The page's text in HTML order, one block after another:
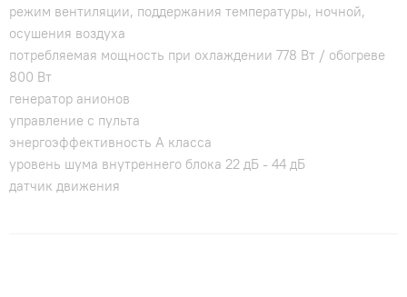
режим вентиляции, поддержания температуры, ночной,
осушения воздуха
потребляемая мощность при охлаждении 778 Вт / обогреве
800 Вт
генератор анионов
управление с пульта
энергоэффективность A класса
уровень шума внутреннего блока 22 дБ - 44 дБ
датчик движения